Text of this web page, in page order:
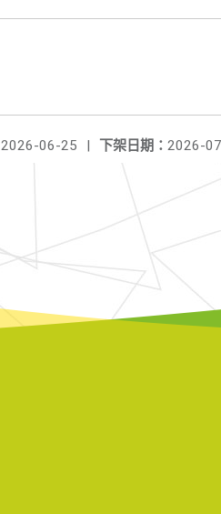
下架日期： 2026-
2026-06-25 |